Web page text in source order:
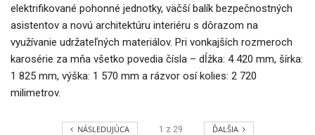
elektrifikované pohonné jednotky, väčší balík bezpečnostných
asistentov a novú architektúru interiéru s dôrazom na
využívanie udržateľných materiálov. Pri vonkajších rozmeroch
karosérie za mňa všetko povedia čísla – dĺžka: 4 420 mm, šírka:
1 825 mm, výška: 1 570 mm a rázvor osí kolies: 2 720
milimetrov.
NÁSLEDUJÚCA 1 z 29 ĎALŠIA